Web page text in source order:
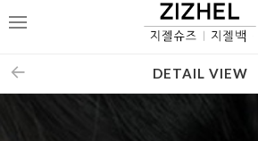
메
DETAIL VIEW